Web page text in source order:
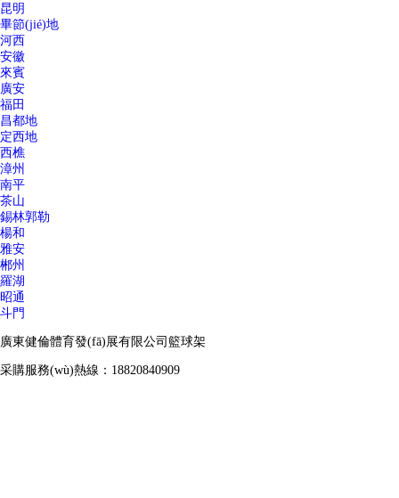
昆明
畢節(jié)地
河西
安徽
來賓
廣安
福田
昌都地
定西地
西樵
漳州
南平
茶山
錫林郭勒
楊和
雅安
郴州
羅湖
昭通
斗門
廣東健倫體育發(fā)展有限公司籃球架
采購服務(wù)熱線：18820840909